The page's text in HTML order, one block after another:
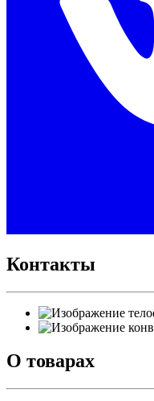
Контакты
О товарах